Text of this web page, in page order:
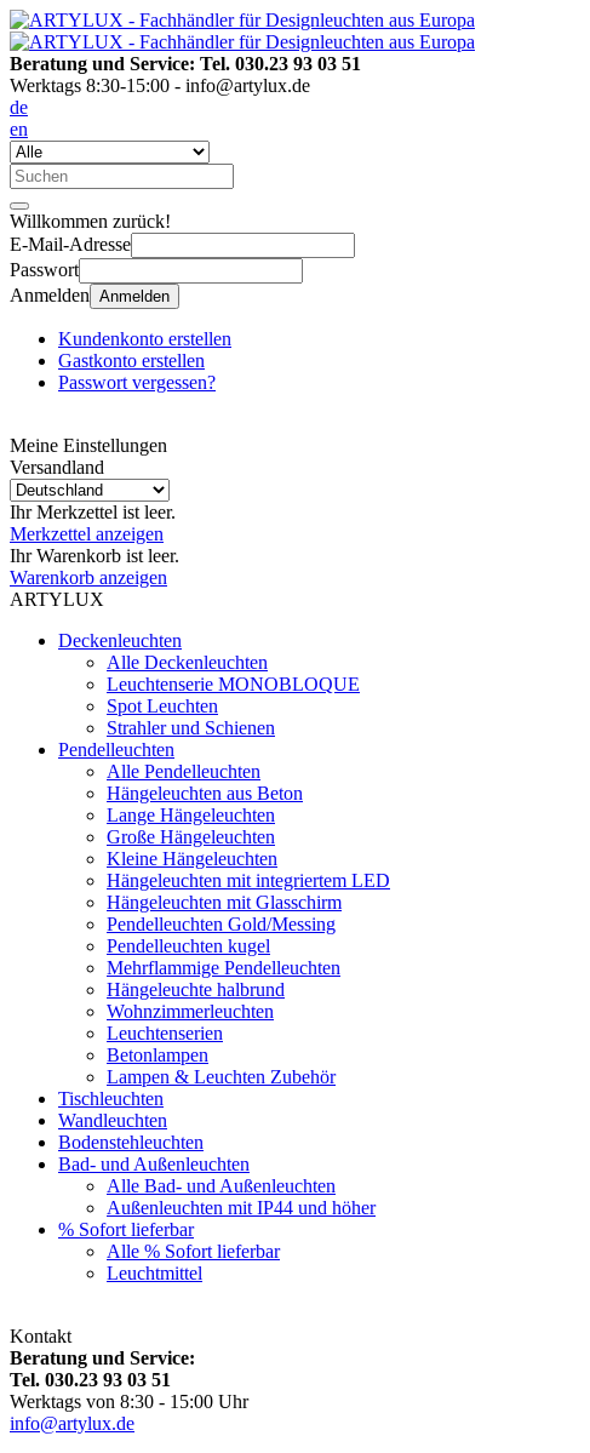
Beratung und Service: Tel. 030.23 93 03 51
Werktags 8:30-15:00 - info@artylux.de
de
en
Willkommen zurück!
E-Mail-Adresse
Passwort
Anmelden Anmelden
Kundenkonto erstellen
Gastkonto erstellen
Passwort vergessen?
Meine Einstellungen
Versandland
Ihr Merkzettel ist leer.
Merkzettel anzeigen
Ihr Warenkorb ist leer.
Warenkorb anzeigen
ARTYLUX
Deckenleuchten
Alle Deckenleuchten
Leuchtenserie MONOBLOQUE
Spot Leuchten
Strahler und Schienen
Pendelleuchten
Alle Pendelleuchten
Hängeleuchten aus Beton
Lange Hängeleuchten
Große Hängeleuchten
Kleine Hängeleuchten
Hängeleuchten mit integriertem LED
Hängeleuchten mit Glasschirm
Pendelleuchten Gold/Messing
Pendelleuchten kugel
Mehrflammige Pendelleuchten
Hängeleuchte halbrund
Wohnzimmerleuchten
Leuchtenserien
Betonlampen
Lampen & Leuchten Zubehör
Tischleuchten
Wandleuchten
Bodenstehleuchten
Bad- und Außenleuchten
Alle Bad- und Außenleuchten
Außenleuchten mit IP44 und höher
% Sofort lieferbar
Alle % Sofort lieferbar
Leuchtmittel
Kontakt
Beratung und Service:
Tel. 030.23 93 03 51
Werktags von 8:30 - 15:00 Uhr
info@artylux.de